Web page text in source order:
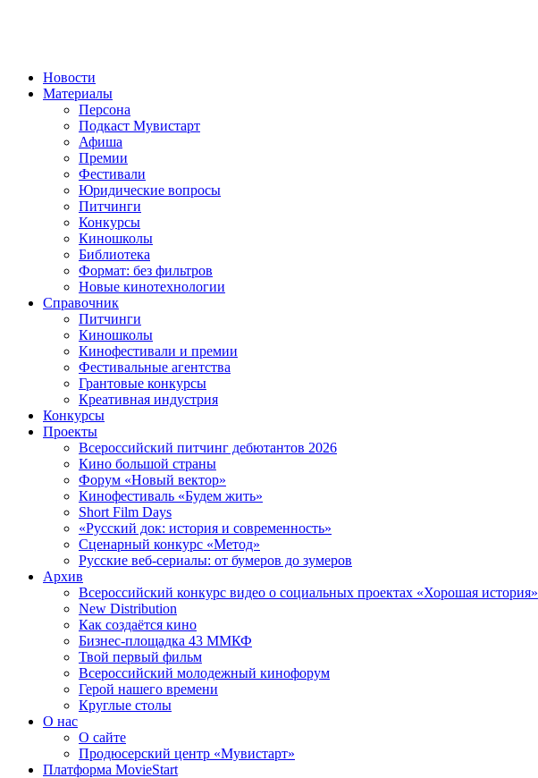
Новости
Материалы
Персона
Подкаст Мувистарт
Афиша
Премии
Фестивали
Юридические вопросы
Питчинги
Конкурсы
Киношколы
Библиотека
Формат: без фильтров
Новые кинотехнологии
Справочник
Питчинги
Киношколы
Кинофестивали и премии
Фестивальные агентства
Грантовые конкурсы
Креативная индустрия
Конкурсы
Проекты
Всероссийский питчинг дебютантов 2026
Кино большой страны
Форум «Новый вектор»
Кинофестиваль «Будем жить»
Short Film Days
«Русский док: история и современность»
Сценарный конкурс «Метод»
Русские веб-сериалы: от бумеров до зумеров
Архив
Всероссийский конкурс видео о социальных проектах «Хорошая история»
New Distribution
Как создаётся кино
Бизнес-площадка 43 ММКФ
Твой первый фильм
Всероссийский молодежный кинофорум
Герой нашего времени
Круглые столы
О нас
О сайте
Продюсерский центр «Мувистарт»
Платформа MovieStart